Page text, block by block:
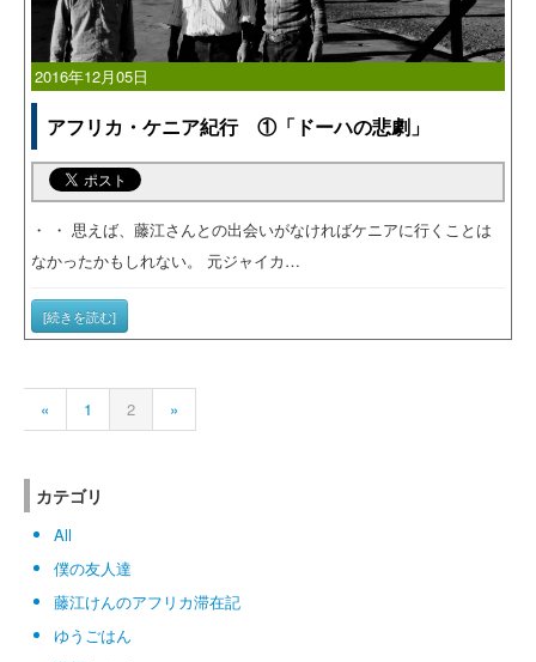
2016年12月05日
アフリカ・ケニア紀行 ①「ドーハの悲劇」
・ ・ 思えば、藤江さんとの出会いがなければケニアに行くことは
なかったかもしれない。 元ジャイカ…
[続きを読む]
« 1 2 »
カテゴリ
All
僕の友人達
藤江けんのアフリカ滞在記
ゆうごはん